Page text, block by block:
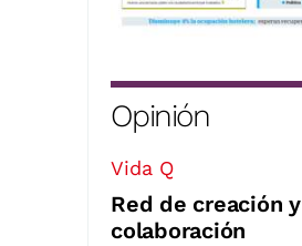
Opinión
Vida Q
Red de creación y
colaboración